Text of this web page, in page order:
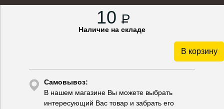
10 P
Наличие на складе
В корзину
Самовывоз:
В нашем магазине Вы можете выбрать
интересующий Вас товар и забрать его